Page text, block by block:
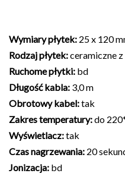
Wymiary płytek: 25 x 120
Rodzaj płytek:ceramiczne
Ruchome płytki: bd
Długość kabla: 3,0 m
Obrotowy kabel:tak
Zakres temperatury:do
Wyświetlacz:tak
Czas nagrzewania: 20
Jonizacja: bd